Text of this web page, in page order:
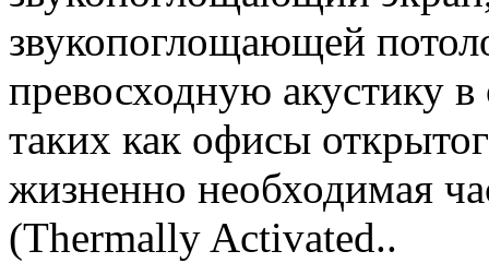
звукопоглощающей
превосходную акустику
таких как офисы
жизненно необходимая
(Thermally Activated..